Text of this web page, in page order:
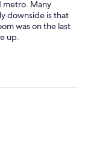
metro. Many
downside is that
was on the last
up.